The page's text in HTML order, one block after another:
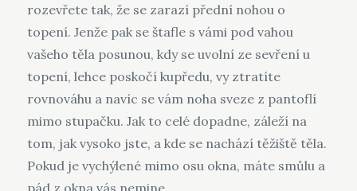
rozevřete tak, že se zarazí přední nohou o
topení. Jenže pak se štafle s vámi pod vahou
vašeho těla posunou, kdy se uvolní ze sevření u
topení, lehce poskočí kupředu, vy ztratíte
rovnováhu a navíc se vám noha sveze z pantoflí
mimo stupačku. Jak to celé dopadne, záleží na
tom, jak vysoko jste, a kde se nachází těžiště těla.
Pokud je vychýlené mimo osu okna, máte smůlu a